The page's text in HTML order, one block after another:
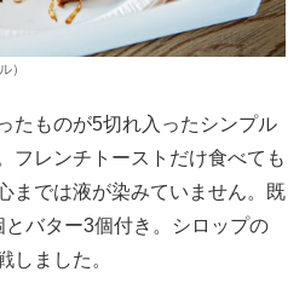
）
たものが5切れ入ったシンプル
フレンチトーストだけ食べても
までは液が染みていません。既
バター3個付き。シロップの
しました。